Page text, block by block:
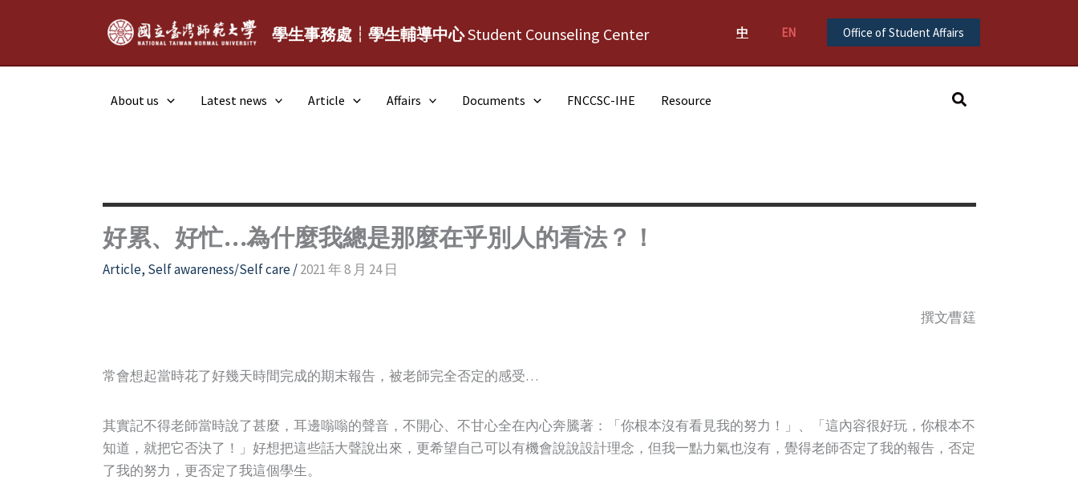
學生事務處┆學生輔導中心Student Counseling Center 中 EN Office of Student Affairs
About us Latest news Article Affairs Documents FNCCSC-IHE Resource Search
好累、好忙…為什麼我總是那麼在乎別人的看法？！
Article, Self awareness/Self care/2021 年 8 月 24 日
撰文∕曹筳
常會想起當時花了好幾天時間完成的期末報告，被老師完全否定的感受…
其實記不得老師當時說了甚麼，耳邊嗡嗡的聲音，不開心、不甘心全在內心奔騰著：「你根本沒有看見我的努力！」、「這內容很好玩，你根本不
知道，就把它否決了！」好想把這些話大聲說出來，更希望自己可以有機會說說設計理念，但我一點力氣也沒有，覺得老師否定了我的報告，否定
了我的努力，更否定了我這個學生。